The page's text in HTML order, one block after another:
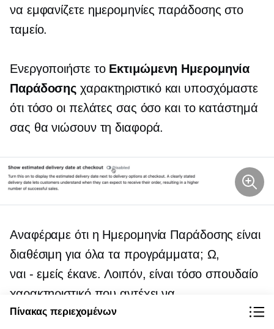
να εμφανίζετε ημερομηνίες παράδοσης στο
ταμείο.
Ενεργοποιήστε το Εκτιμώμενη Ημερομηνία
Παράδοσης χαρακτηριστικό και υποσχόμαστε
ότι τόσο οι πελάτες σας όσο και το κατάστημά
σας θα νιώσουν τη διαφορά.
Αναφέραμε ότι η Ημερομηνία Παράδοσης είναι
διαθέσιμη για όλα τα προγράμματα; Ω,
ναι - εμείς έκανε. Λοιπόν, είναι τόσο σπουδαίο
χαρακτηριστικό που αντέχει να
επαναλαμβάνεται. Η ημερομηνία παράδοσης
Πίνακας περιεχομένων